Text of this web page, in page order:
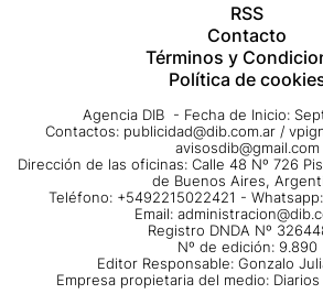
RSS
Contacto
Términos y
Política de
Agencia DIB - Fecha de Inicio:
Contactos: publicidad@dib.com.ar /
avisosdib@gmail.com
Dirección de las oficinas: Calle 48 Nº 726
de Buenos Aires,
Teléfono: +5492215022421 -
Email:
Registro DNDA Nº
Nº de edición: 9.890
Editor Responsable: Gonzalo
Empresa propietaria del medio: